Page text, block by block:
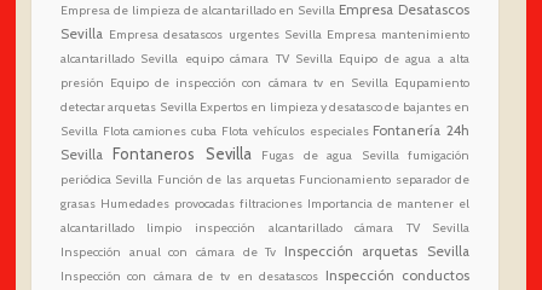
Empresa de limpieza de alcantarillado en Sevilla Empresa Desatascos
Sevilla Empresa desatascos urgentes Sevilla Empresa mantenimiento
alcantarillado Sevilla equipo cámara TV Sevilla Equipo de agua a alta
presión Equipo de inspección con cámara tv en Sevilla Equpamiento
detectar arquetas Sevilla Expertos en limpieza y desatasco de bajantes en
Sevilla Flota camiones cuba Flota vehículos especiales Fontanería 24h
Sevilla
Fontaneros Sevilla Fugas de agua Sevilla fumigación
periódica Sevilla Función de las arquetas Funcionamiento separador de
grasas Humedades provocadas filtraciones Importancia de mantener el
alcantarillado limpio
inspección alcantarillado cámara TV Sevilla
Inspección anual con cámara de Tv
Inspección arquetas Sevilla
Inspección con cámara de tv en desatascos Inspección conductos